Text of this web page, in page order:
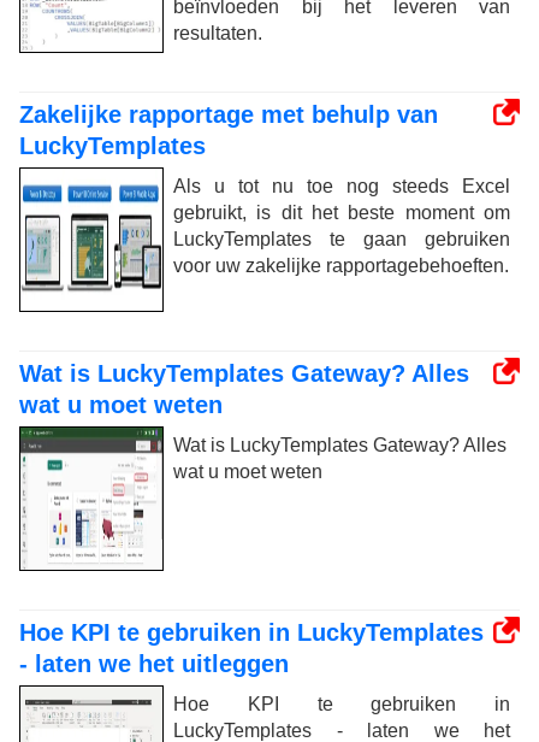
beïnvloeden bij het leveren van
resultaten.
Zakelijke rapportage met behulp van
LuckyTemplates
Als u tot nu toe nog steeds Excel
gebruikt, is dit het beste moment om
LuckyTemplates te gaan gebruiken
voor uw zakelijke rapportagebehoeften.
Wat is LuckyTemplates Gateway? Alles
wat u moet weten
Wat is LuckyTemplates Gateway? Alles
wat u moet weten
Hoe KPI te gebruiken in LuckyTemplates
- laten we het uitleggen
Hoe KPI te gebruiken in
LuckyTemplates - laten we het